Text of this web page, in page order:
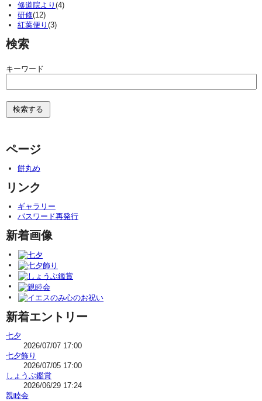
修道院より (4)
研修(12)
紅葉便り (3)
検索
キーワード
ページ
餅丸め
リンク
ギャラリー
パスワード再発行
新着画像
新着エントリー
七夕
2026/07/07 17:00
七夕飾り
2026/07/05 17:00
しょうぶ鑑賞
2026/06/29 17:24
親睦会